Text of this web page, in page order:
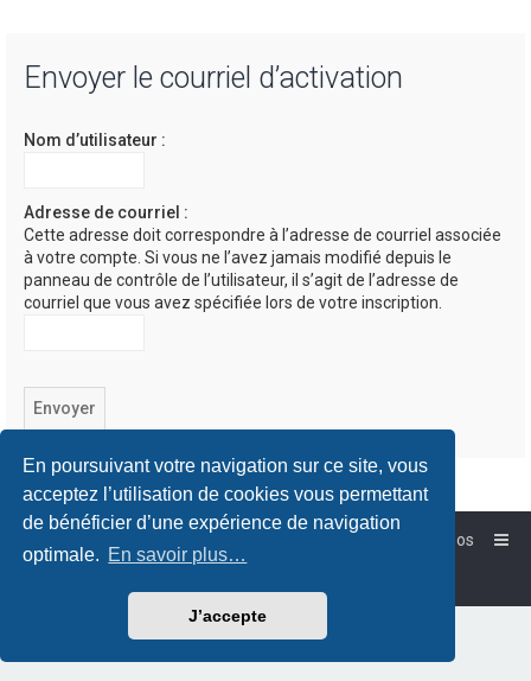
En poursuivant votre navigation sur ce site, vous
acceptez l’utilisation de cookies vous permettant
de bénéficier d’une expérience de navigation
optimale. En savoir plus…
J’accepte
Envoyer le courriel d’activation
Nom d’utilisateur :
Adresse de courriel :
Cette adresse doit correspondre à l’adresse de courriel associée
à votre compte. Si vous ne l’avez jamais modifié depuis le
panneau de contrôle de l’utilisateur, il s’agit de l’adresse de
courriel que vous avez spécifiée lors de votre inscription.
Forum-Debian.fr
À propos
Powered byphpBB™